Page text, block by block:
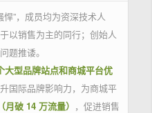
悍”，成员均为资深技术人
以销售为主的同行；创始人
题推诿。
大型品牌站点和商城平台优
国际品牌影响力，为商城平
破 14 万流量） ，促进销售